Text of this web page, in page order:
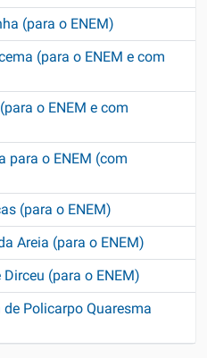
(para o ENEM)
(para o ENEM e com
o ENEM e com
para o ENEM (com
(para o ENEM)
Areia (para o ENEM)
(para o ENEM)
Policarpo Quaresma